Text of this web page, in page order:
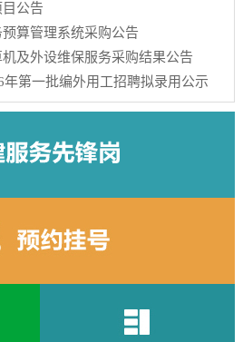
公告
算管理系统采购公告
及外设维保服务采购结果公告
第一批编外用工招聘拟录用公示